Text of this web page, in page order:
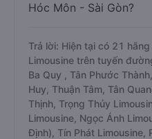
Hóc Môn - Sài Gòn?
Trả lời: Hiện tại có 21
Limousine trên tuyến
Ba Quy , Tân Phước
Huy, Thuận Tâm, Tân
Thịnh, Trọng Thủy
Limousine, Ngọc Ánh
Định), Tín Phát Limousine,